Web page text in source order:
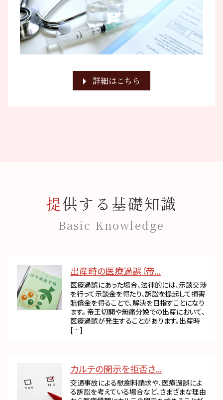
詳細はこちら
提供する基礎知識
Basic Knowledge
出産時の医療過誤（帝...
医療過誤にあった場合、法律的には、示談交渉
を行って示談金を得たり、訴訟を提起して損害
賠償金を得ることで、解決を目指すことになり
ます。 帝王切開や無痛分娩での出産において、
医療過誤が発生することがあります。出産時
[…]
カルテの開示を拒否さ...
交通事故による慰謝料請求や、医療過誤によ
る訴訟を考えている場合など、さまざまな理由